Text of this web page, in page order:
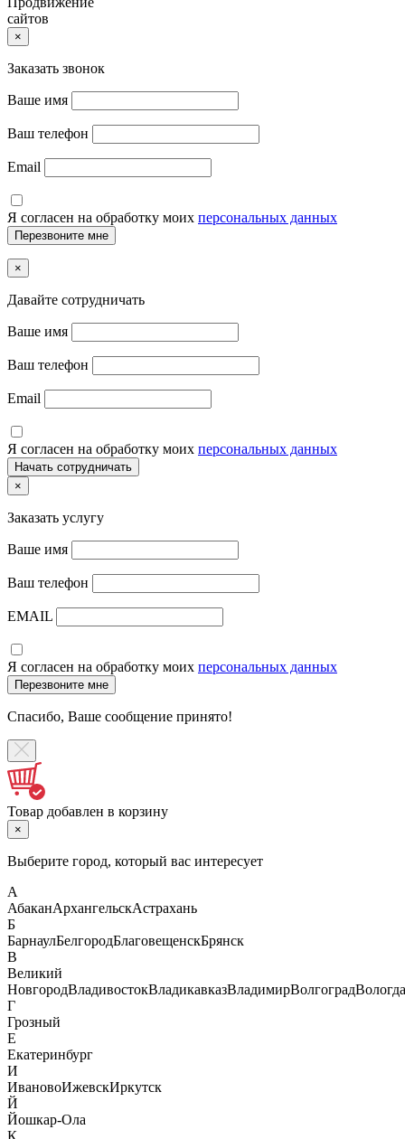
сайтов
×
Заказать звонок
Ваше имя
Ваш телефон
Email
Я согласен на обработку моих персональных данных
×
Давайте сотрудничать
Ваше имя
Ваш телефон
Email
Я согласен на обработку моих персональных данных
×
Заказать услугу
Ваше имя
Ваш телефон
EMAIL
Я согласен на обработку моих персональных данных
Спасибо, Ваше сообщение принято!
Товар добавлен в корзину
×
Выберите город, который вас интересует
А
АбаканАрхангельскАстрахань
Б
БарнаулБелгородБлаговещенскБрянск
В
Великий
НовгородВладивостокВладикавказВладимирВолгоградВологда
Г
Грозный
Е
Екатеринбург
И
ИвановоИжевскИркутск
Й
Йошкар-Ола